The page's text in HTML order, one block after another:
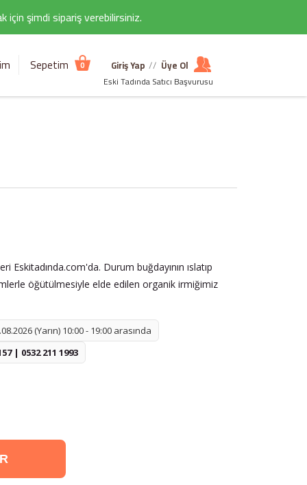
için şimdi sipariş verebilirsiniz.
Sepetim 0 Giriş Yap // Üye Ol
Eski Tadında Satıcı Başvurusu
Eskitadında.com'da. Durum buğdayının ıslatıp
öğütülmesiyle elde edilen organik irmiğimiz
(Yarın) 10:00 - 19:00 arasında
| 0532 211 1993